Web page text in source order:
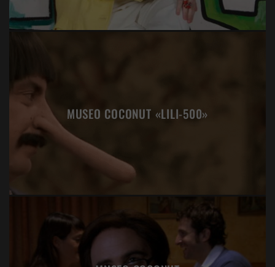
MUSEO COCONUT «LILI-500»